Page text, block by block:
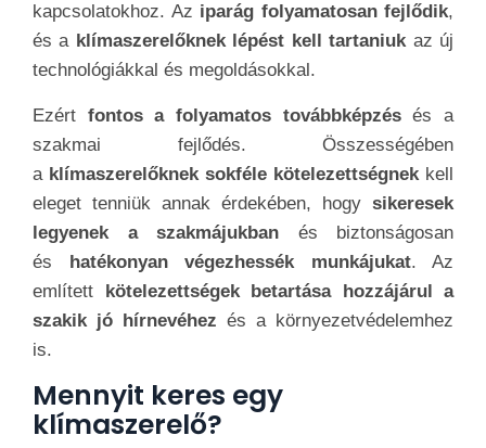
említettkötelezettségek betartása hozzájárul a
szakik jó hírnevéhezés a környezetvédelemhez
is.
Mennyit keres egy
klímaszerelő?
SZAKIK - A LEGJOBB ÁR-ÉRTÉK
ARÁNY
Aklímaszerelőkfizetése Magyarországon
változó lehet
például atapasztalat, a képesítés, a
munkavégzés helye és a vállalkozás típusa